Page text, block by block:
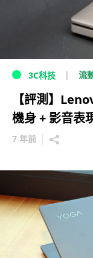
3C科技 流
【評測】
機身 + 影音表
7 年前